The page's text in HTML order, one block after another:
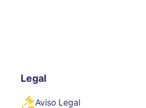
Legal
Aviso Legal